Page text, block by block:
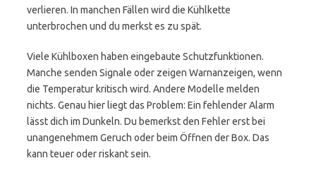
verlieren. In manchen Fällen wird die Kühlkette
unterbrochen und du merkst es zu spät.
Viele Kühlboxen haben eingebaute Schutzfunktionen.
Manche senden Signale oder zeigen Warnanzeigen, wenn
die Temperatur kritisch wird. Andere Modelle melden
nichts. Genau hier liegt das Problem: Ein fehlender Alarm
lässt dich im Dunkeln. Du bemerkst den Fehler erst bei
unangenehmem Geruch oder beim Öffnen der Box. Das
kann teuer oder riskant sein.